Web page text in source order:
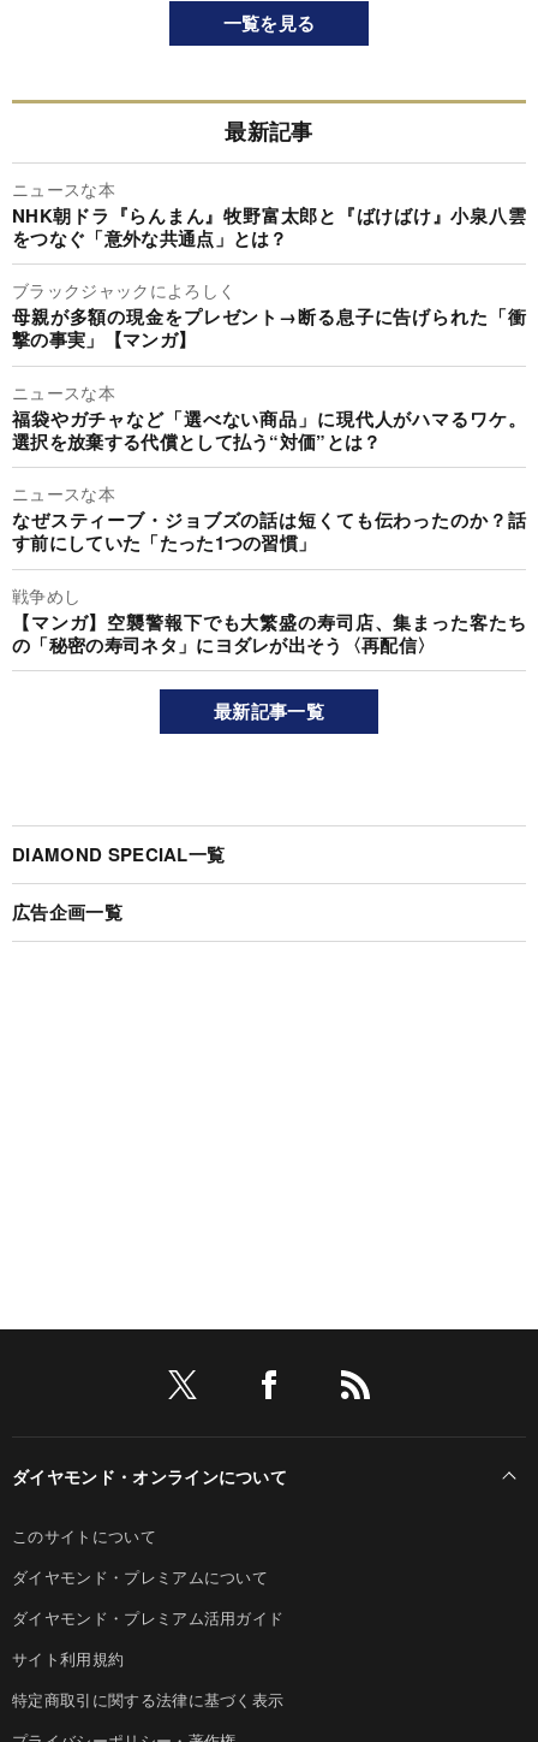
一覧を見る
最新記事
ニュースな本
NHK朝ドラ『らんまん』牧野富太郎と『ばけばけ』小泉八雲
をつなぐ「意外な共通点」とは？
ブラックジャックによろしく
母親が多額の現金をプレゼント→断る息子に告げられた「衝
撃の事実」【マンガ】
ニュースな本
福袋やガチャなど「選べない商品」に現代人がハマるワケ。
選択を放棄する代償として払う“対価”とは？
ニュースな本
なぜスティーブ・ジョブズの話は短くても伝わったのか？話
す前にしていた「たった1つの習慣」
戦争めし
【マンガ】空襲警報下でも大繁盛の寿司店、集まった客たち
の「秘密の寿司ネタ」にヨダレが出そう〈再配信〉
最新記事一覧
DIAMOND SPECIAL一覧
広告企画一覧
ダイヤモンド・オンラインについて
このサイトについて
ダイヤモンド・プレミアムについて
ダイヤモンド・プレミアム活用ガイド
サイト利用規約
特定商取引に関する法律に基づく表示